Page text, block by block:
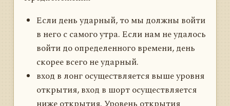
Если день ударный, то мы должны войти
в него с самого утра. Если нам не удалось
войти до определенного времени, день
скорее всего не ударный.
вход в лонг осуществляется выше уровня
открытия, вход в шорт осуществляется